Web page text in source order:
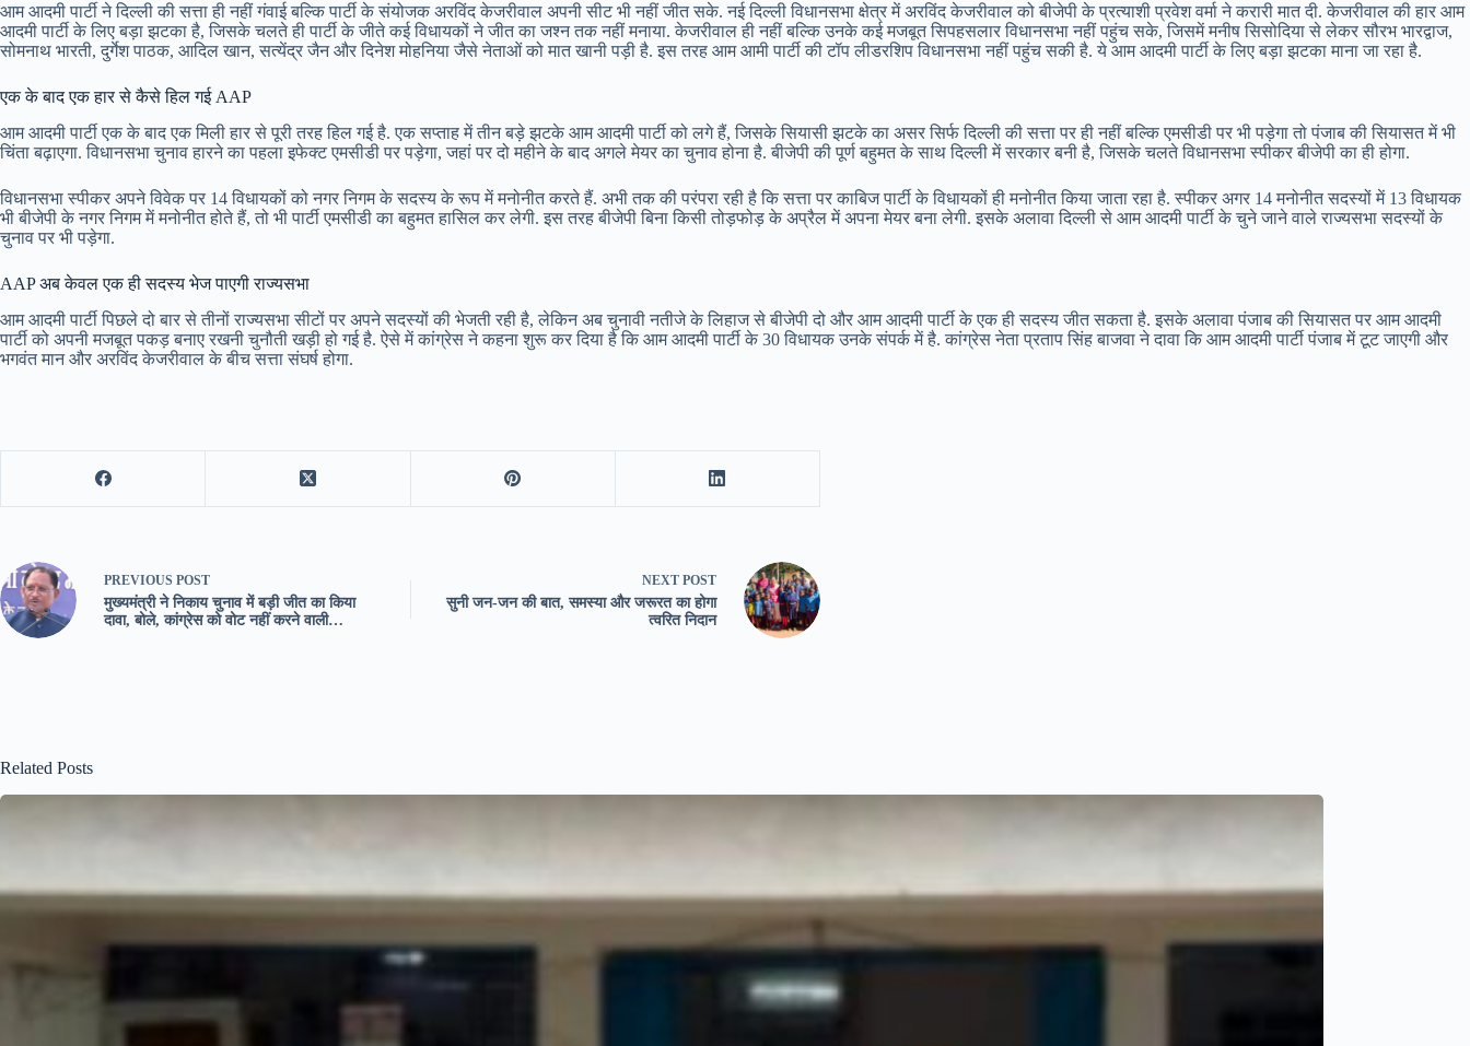
आम आदमी पार्टी ने दिल्ली की सत्ता ही नहीं गंवाई बल्कि पार्टी के संयोजक अरविंद केजरीवाल अपनी सीट भी नहीं जीत सके. नई दिल्ली विधानसभा क्षेत्र में अरविंद केजरीवाल को बीजेपी के प्रत्याशी प्रवेश वर्मा ने करारी मात दी. केजरीवाल की हार आम
आदमी पार्टी के लिए बड़ा झटका है, जिसके चलते ही पार्टी के जीते कई विधायकों ने जीत का जश्न तक नहीं मनाया. केजरीवाल ही नहीं बल्कि उनके कई मजबूत सिपहसलार विधानसभा नहीं पहुंच सके, जिसमें मनीष सिसोदिया से लेकर सौरभ भारद्वाज,
सोमनाथ भारती, दुर्गेश पाठक, आदिल खान, सत्येंद्र जैन और दिनेश मोहनिया जैसे नेताओं को मात खानी पड़ी है. इस तरह आम आमी पार्टी की टॉप लीडरशिप विधानसभा नहीं पहुंच सकी है. ये आम आदमी पार्टी के लिए बड़ा झटका माना जा रहा है.
एक के बाद एक हार से कैसे हिल गई AAP
आम आदमी पार्टी एक के बाद एक मिली हार से पूरी तरह हिल गई है. एक सप्ताह में तीन बड़े झटके आम आदमी पार्टी को लगे हैं, जिसके सियासी झटके का असर सिर्फ दिल्ली की सत्ता पर ही नहीं बल्कि एमसीडी पर भी पड़ेगा तो पंजाब की सियासत में भी
चिंता बढ़ाएगा. विधानसभा चुनाव हारने का पहला इफेक्ट एमसीडी पर पड़ेगा, जहां पर दो महीने के बाद अगले मेयर का चुनाव होना है. बीजेपी की पूर्ण बहुमत के साथ दिल्ली में सरकार बनी है, जिसके चलते विधानसभा स्पीकर बीजेपी का ही होगा.
विधानसभा स्पीकर अपने विवेक पर 14 विधायकों को नगर निगम के सदस्य के रूप में मनोनीत करते हैं. अभी तक की परंपरा रही है कि सत्ता पर काबिज पार्टी के विधायकों ही मनोनीत किया जाता रहा है. स्पीकर अगर 14 मनोनीत सदस्यों में 13 विधायक
भी बीजेपी के नगर निगम में मनोनीत होते हैं, तो भी पार्टी एमसीडी का बहुमत हासिल कर लेगी. इस तरह बीजेपी बिना किसी तोड़फोड़ के अप्रैल में अपना मेयर बना लेगी. इसके अलावा दिल्ली से आम आदमी पार्टी के चुने जाने वाले राज्यसभा सदस्यों के
चुनाव पर भी पड़ेगा.
AAP अब केवल एक ही सदस्य भेज पाएगी राज्यसभा
आम आदमी पार्टी पिछले दो बार से तीनों राज्यसभा सीटों पर अपने सदस्यों की भेजती रही है, लेकिन अब चुनावी नतीजे के लिहाज से बीजेपी दो और आम आदमी पार्टी के एक ही सदस्य जीत सकता है. इसके अलावा पंजाब की सियासत पर आम आदमी
पार्टी को अपनी मजबूत पकड़ बनाए रखनी चुनौती खड़ी हो गई है. ऐसे में कांग्रेस ने कहना शुरू कर दिया है कि आम आदमी पार्टी के 30 विधायक उनके संपर्क में है. कांग्रेस नेता प्रताप सिंह बाजवा ने दावा कि आम आदमी पार्टी पंजाब में टूट जाएगी और
भगवंत मान और अरविंद केजरीवाल के बीच सत्ता संघर्ष होगा.
PREVIOUS POST
मुख्यमंत्री ने निकाय चुनाव में बड़ी जीत का किया
दावा, बोले, कांग्रेस को वोट नहीं करने वाली…
NEXT POST
सुनी जन-जन की बात, समस्या और जरूरत का होगा
त्वरित निदान
Related Posts